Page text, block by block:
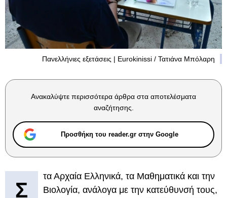
Πανελλήνιες εξετάσεις | Eurokinissi / Τατιάνα Μπόλαρη
Ανακαλύψτε περισσότερα άρθρα στα αποτελέσματα
αναζήτησης.
Προσθήκη του reader.gr στην Google
Σ
τα Αρχαία Ελληνικά, τα Μαθηματικά και την
Βιολογία, ανάλογα με την κατεύθυνσή τους,